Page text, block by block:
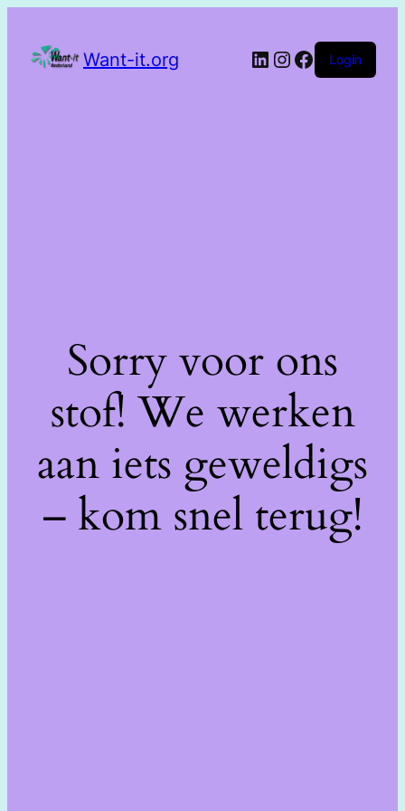
Want-it.org Login
Sorry voor ons
stof! We werken
aan iets geweldigs
– kom snel terug!